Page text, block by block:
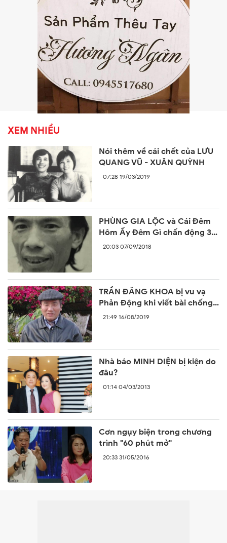
XEM NHIỀU
Nói thêm về cái chết của LƯU
QUANG VŨ - XUÂN QUỲNH
07:28 19/03/2019
PHÙNG GIA LỘC và Cái Đêm
Hôm Ấy Đêm Gì chấn động 30
năm trước
20:03 07/09/2018
TRẦN ĐĂNG KHOA bị vu vạ
Phản Động khi viết bài chống
lại sự ngang ngược của Trung
21:49 16/08/2019
Nhà báo MINH DIỆN bị kiện do
đâu?
01:14 04/03/2013
Cơn ngụy biện trong chương
trình "60 phút mở"
20:33 31/05/2016